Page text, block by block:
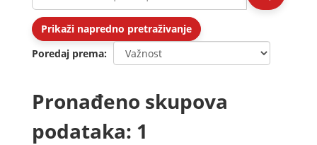
Prikaži napredno pretraživanje
Poredaj prema
Pronađeno skupova
podataka: 1